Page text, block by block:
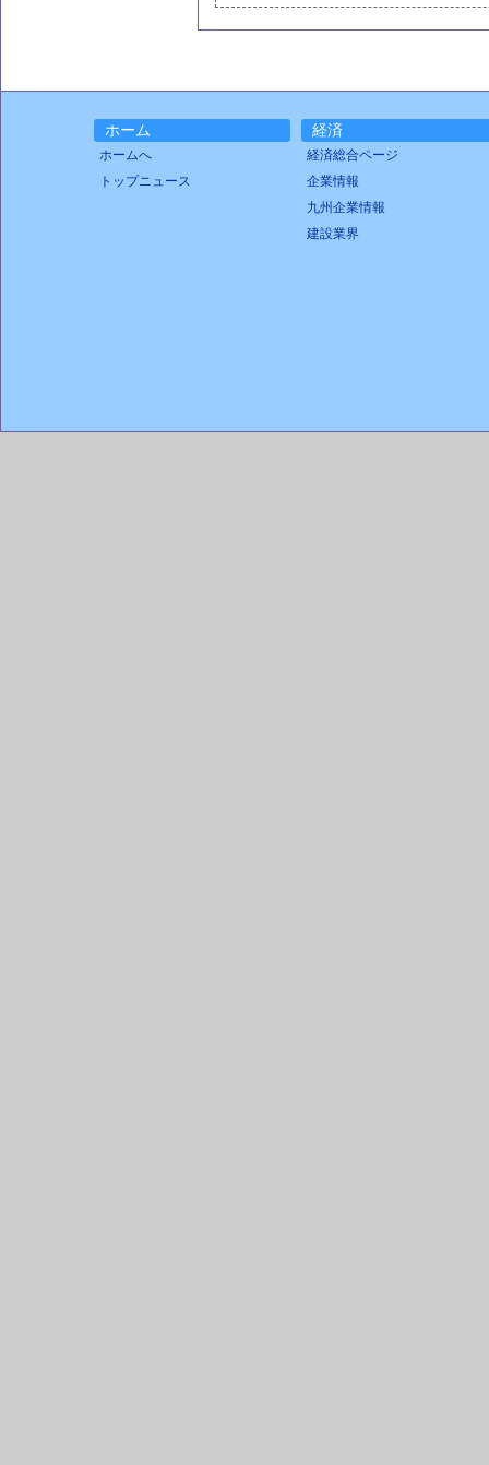
ホーム
ホームへ
トップニュース
経済
経済総合ページ
企業情報
九州企業情報
建設業界